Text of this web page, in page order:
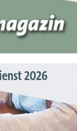
2026